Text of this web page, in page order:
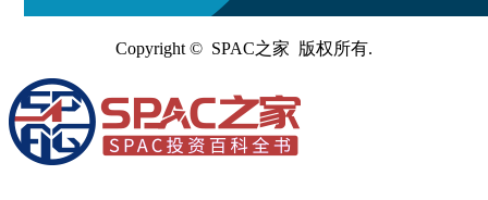
Copyright © SPAC之家 版权所有.